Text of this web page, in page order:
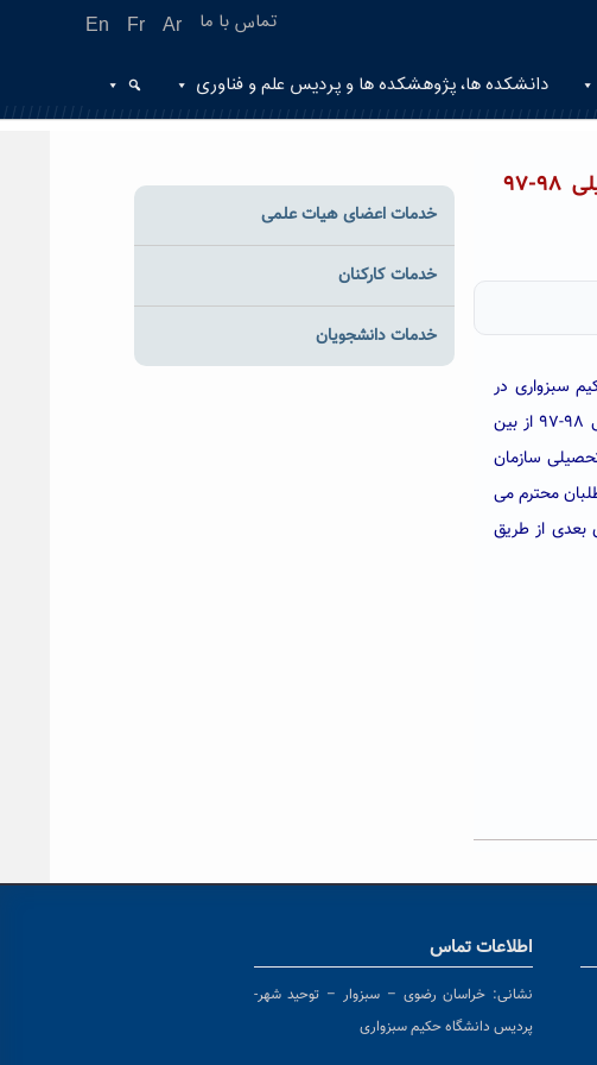
En Fr Ar تماس با ما
دانشکده ها، پژوهشکده ها و پردیس علم و فناوری
اطلاعیه دانشگاه حکیم سبزواری درخصوص نحوه پذیرش دانشجوی دکتری تخصصی (ph.d)سال تحصیلی ۹۸-۹۷
می رساند دانشگاه حکیم سبزواری در
راستای تحقق رسالت خود مبنی بر گسترش دوره های تحصیلات تکمیلی بویژه در مقطع دکتری تخصصی(Ph.D) برای سال تحصیلی ۹۸-۹۷ از بین
سازمان
محترم می
بعدی از طریق
خدمات اعضای هیات علمی
خدمات کارکنان
خدمات دانشجویان
اطلاعات تماس
نشانی: خراسان رضوی – سبزوار – توحید شهر-
پردیس دانشگاه حکیم سبزواری